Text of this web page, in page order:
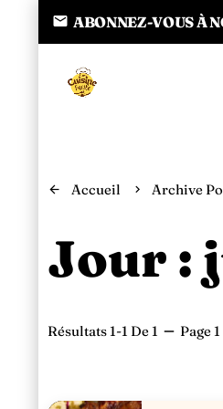
email ABONNEZ-VOUS À
arrow_back Accueil keyboard_arrow_right Archive
Jour :
Résultats 1-1 De 1 remove Page